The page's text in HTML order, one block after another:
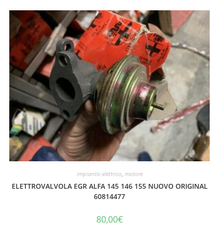
impianto-elettrico, motore
ELETTROVALVOLA EGR ALFA 145 146 155 NUOVO ORIGINAL
60814477
80,00€